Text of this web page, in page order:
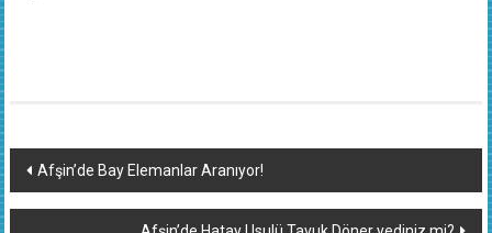
Yazı
dolaşımı
Afşin’de Bay Elemanlar Aranıyor!